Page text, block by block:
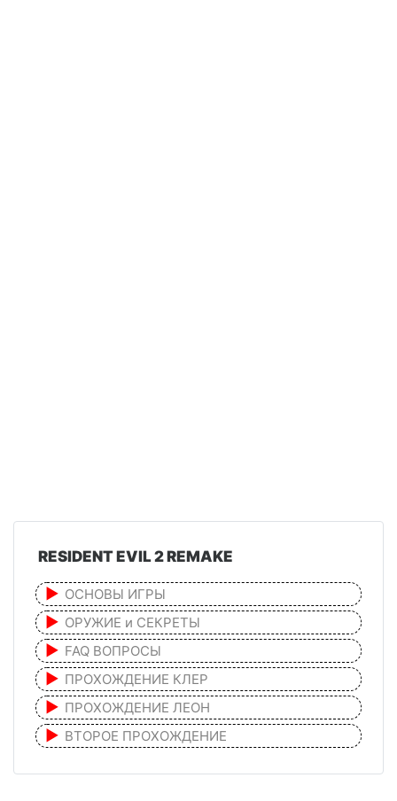
RESIDENT EVIL 2 REMAKE
ОСНОВЫ ИГРЫ
ОРУЖИЕ и СЕКРЕТЫ
FAQ ВОПРОСЫ
ПРОХОЖДЕНИЕ КЛЕР
ПРОХОЖДЕНИЕ ЛЕОН
ВТОРОЕ ПРОХОЖДЕНИЕ